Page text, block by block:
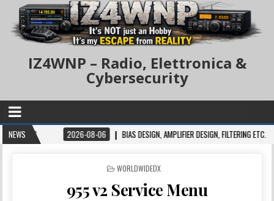
IZ4WNP – Radio, Elettronica &
Cybersecurity
NEWS 2026-08-06 BIAS DESIGN, AMPLIFIER DESIGN, FILTERING ETC.
POSTED IN
WORLDWIDEDX
955 v2 Service Menu